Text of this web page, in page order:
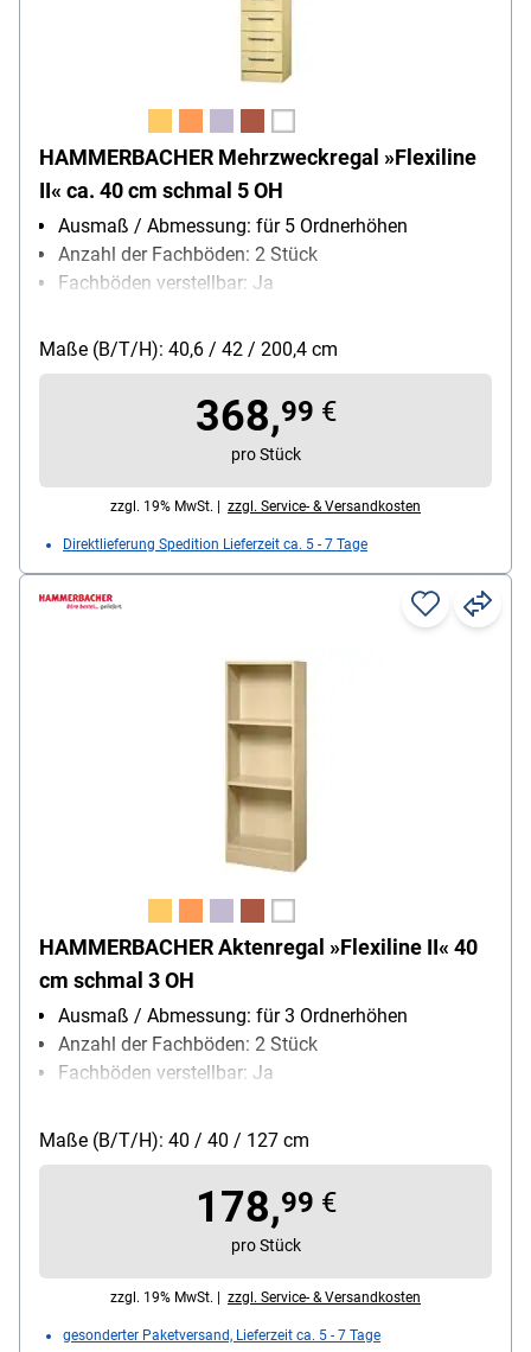
HAMMERBACHER Mehrzweckregal »Flexiline
II« ca. 40 cm schmal 5 OH
Ausmaß / Abmessung: für 5 Ordnerhöhen
Anzahl der Fachböden: 2 Stück
Fachböden verstellbar: Ja
Melaminharzbeschichtung
Ausführung des Gestells: mit Sockel
Besonderheiten: Höhenausgleichsfunktion
Maße (B/T/H): 40,6 / 42 / 200,4 cm
368,99 €
pro Stück
zzgl. 19% MwSt. | zzgl. Service- & Versandkosten
Direktlieferung Spedition Lieferzeit ca. 5 - 7 Tage
HAMMERBACHER Aktenregal »Flexiline II« 40
cm schmal 3 OH
Ausmaß / Abmessung: für 3 Ordnerhöhen
Anzahl der Fachböden: 2 Stück
Fachböden verstellbar: Ja
Melaminharzbeschichtung
Ausführung des Gestells: mit Sockel
Besonderheiten: Höhenausgleichsfunktion
Maße (B/T/H): 40 / 40 / 127 cm
178,99 €
pro Stück
zzgl. 19% MwSt. | zzgl. Service- & Versandkosten
gesonderter Paketversand, Lieferzeit ca. 5 - 7 Tage